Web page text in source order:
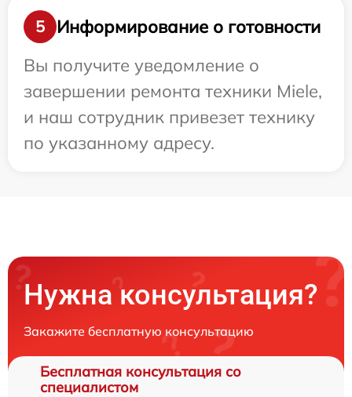
5
Информирование о готовности
Вы получите уведомление о
завершении ремонта техники Miele,
и наш сотрудник привезет технику
по указанному адресу.
Нужна консультация?
Закажите бесплатную консультацию
Бесплатная консультация со
специалистом